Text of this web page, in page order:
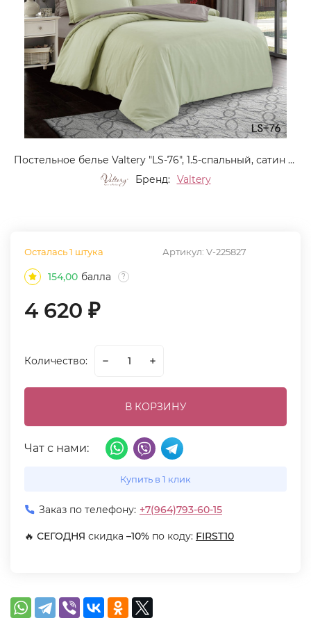
Постельное белье Valtery "LS-76", 1.5-спальный, сатин (LS-76-1249)
Бренд:
Valtery
Артикул: V-225827
Осталась 1 штука
154,00 балла ?
4 620 ₽
Количество:
В КОРЗИНУ
Чат с нами:
Купить в 1 клик
Заказ по телефону: +7(964)793-60-15
🔥 СЕГОДНЯ скидка –10% по коду: FIRST10